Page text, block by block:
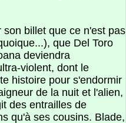
billet que ce n'est pas
que Del Toro
deviendra
violent, dont le
histoire pour s'endormir
de la nuit et l'alien,
des entrailles de
qu'à ses cousins. Blade,